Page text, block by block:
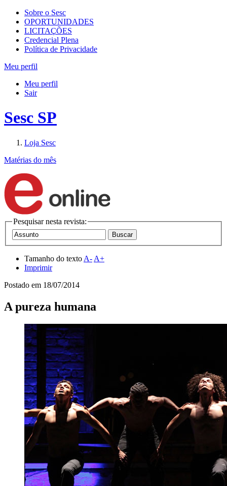
Sobre o Sesc
OPORTUNIDADES
LICITAÇÕES
Credencial Plena
Política de Privacidade
Meu perfil
Meu perfil
Sair
Sesc SP
Loja Sesc
Matérias do mês
Pesquisar nesta revista:
Tamanho do texto A- A+
Imprimir
Postado em 18/07/2014
A pureza humana